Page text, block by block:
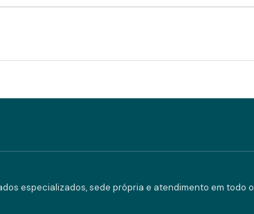
especializados, sede própria e atendimento em todo